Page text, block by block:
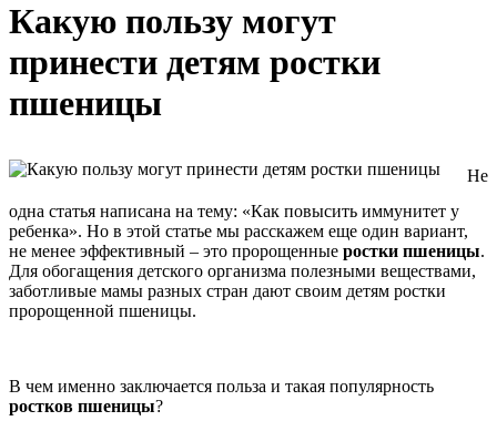
Какую пользу могут
принести детям ростки
пшеницы
Не
одна статья написана на тему: «Как повысить иммунитет у
ребенка». Но в этой статье мы расскажем еще один вариант,
не менее эффективный – это пророщенные ростки пшеницы.
Для обогащения детского организма полезными веществами,
заботливые мамы разных стран дают своим детям ростки
пророщенной пшеницы.
В чем именно заключается польза и такая популярность
ростков пшеницы?